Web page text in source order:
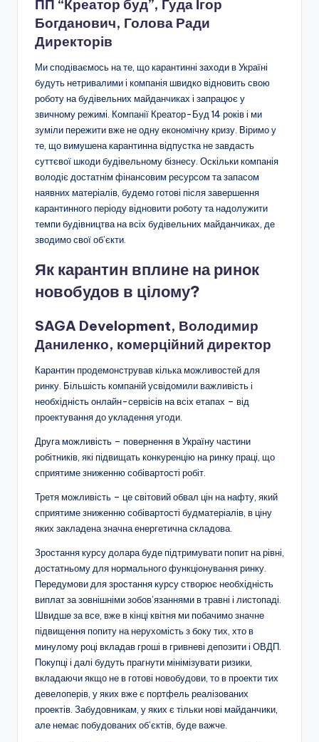
ПП “Креатор буд”, Гуда Ігор
Богданович, Голова Ради
Директорів
Ми сподіваємось на те, що карантинні заходи в Україні
будуть нетривалими і компанія швидко відновить свою
роботу на будівельних майданчиках і запрацює у
звичному режимі. Компанії Креатор-Буд 14 років і ми
зуміли пережити вже не одну економічну кризу. Віримо у
те, що вимушена карантинна відпустка не завдасть
суттєвої шкоди будівельному бізнесу. Оскільки компанія
володіє достатнім фінансовим ресурсом та запасом
наявних матеріалів, будемо готові після завершення
карантинного періоду відновити роботу та надолужити
темпи будівництва на всіх будівельних майданчиках, де
зводимо свої об’єкти.
Як карантин вплине на ринок
новобудов в цілому?
SAGA Development, Володимир
Даниленко, комерційний директор
Карантин продемонстрував кілька можливостей для
ринку. Більшість компаній усвідомили важливість і
необхідність онлайн-сервісів на всіх етапах – від
проектування до укладення угоди.
Друга можливість – повернення в Україну частини
робітників, які підвищать конкуренцію на ринку праці, що
сприятиме зниженню собівартості робіт.
Третя можливість – це світовий обвал цін на нафту, який
сприятиме зниженню собівартості будматеріалів, в ціну
яких закладена значна енергетична складова.
Зростання курсу долара буде підтримувати попит на рівні,
достатньому для нормального функціонування ринку.
Передумови для зростання курсу створює необхідність
виплат за зовнішніми зобов’язаннями в травні і листопаді.
Швидше за все, вже в кінці квітня ми побачимо значне
підвищення попиту на нерухомість з боку тих, хто в
минулому році вкладав гроші в гривневі депозити і ОВДП.
Покупці і далі будуть прагнути мінімізувати ризики,
вкладаючи якщо не в готові новобудови, то в проекти тих
девелоперів, у яких вже є портфель реалізованих
проектів. Забудовникам, у яких є тільки нові майданчики,
але немає побудованих об’єктів, буде важче.